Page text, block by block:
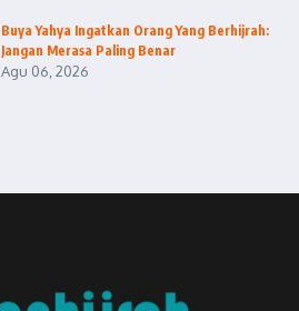
Buya Yahya Ingatkan Orang Yang Berhijrah:
Jangan Merasa Paling Benar
Agu 06, 2026